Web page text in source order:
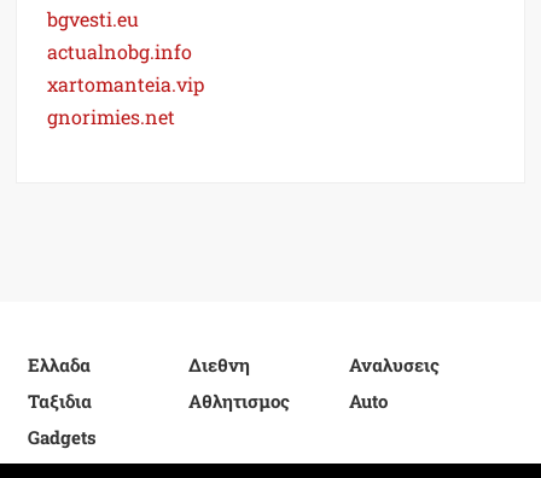
bgvesti.eu
actualnobg.info
xartomanteia.vip
gnorimies.net
Ελλαδα Διεθνη
Αναλυσεις
Ταξιδια
Αθλητισμος
Auto
Gadgets